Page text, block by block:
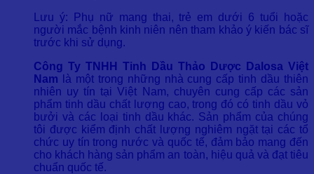
Lưu ý: Phụ nữ mang thai, trẻ em dưới 6 tuổi hoặc
người mắc bệnh kinh niên nên tham khảo ý kiến bác sĩ
trước khi sử dụng.
Công Ty TNHH Tinh Dầu Thảo Dược Dalosa Việt
Nam là một trong những nhà cung cấp tinh dầu thiên
nhiên uy tín tại Việt Nam, chuyên cung cấp các sản
phẩm tinh dầu chất lượng cao, trong đó có tinh dầu vỏ
bưởi và các loại tinh dầu khác. Sản phẩm của chúng
tôi được kiểm định chất lượng nghiêm ngặt tại các tổ
chức uy tín trong nước và quốc tế, đảm bảo mang đến
cho khách hàng sản phẩm an toàn, hiệu quả và đạt tiêu
chuẩn quốc tế.